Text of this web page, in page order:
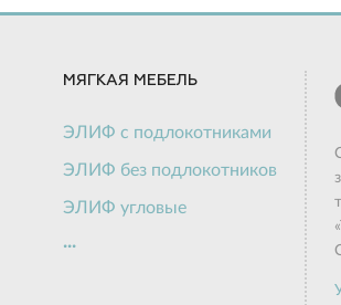
МЯГКАЯ МЕБЕЛЬ
ЭЛИФ с подлокотниками
ЭЛИФ без подлокотников
ЭЛИФ угловые
ЭЛИФ пуф
...